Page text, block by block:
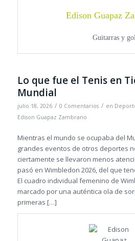
Edison Guapaz
Guitarras y
Lo que fue el Tenis en
Mundial
julio 18, 2026 / 0 Comentarios / en
Edison Guapaz Zambrano
Mientras el mundo se ocupaba del
grandes eventos de otros deportes
ciertamente se llevaron menos
pasó en Wimbledon 2026, del que
El cuadro individual femenino de
marcado por una auténtica ola de
primeras […]